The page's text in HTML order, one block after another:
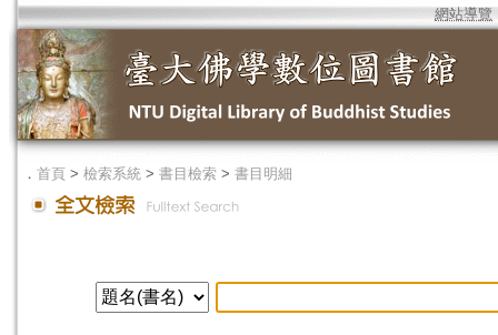
網站導覽
． 首頁 > 檢索系統 > 書目檢索 > 書目明細